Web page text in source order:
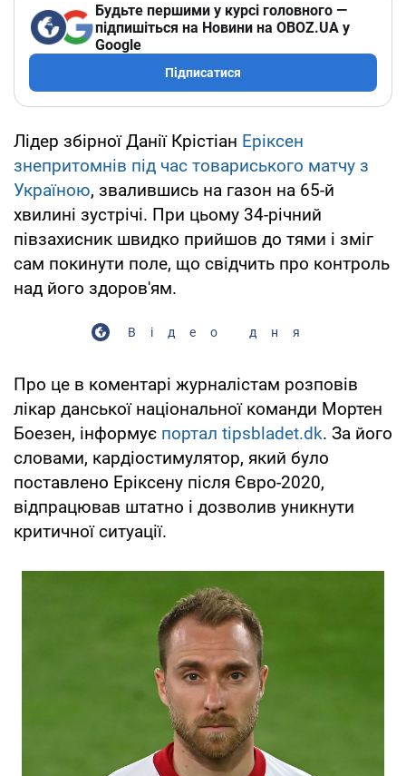
Будьте першими у курсі головного —
підпишіться на Новини на OBOZ.UA у
Google
Підписатися
Лідер збірної Данії Крістіан Еріксен
знепритомнів під час товариського матчу з
Україною, звалившись на газон на 65-й
хвилині зустрічі. При цьому 34-річний
півзахисник швидко прийшов до тями і зміг
сам покинути поле, що свідчить про контроль
над його здоров'ям.
Відео дня
Про це в коментарі журналістам розповів
лікар данської національної команди Мортен
Боезен, інформує портал tipsbladet.dk. За його
словами, кардіостимулятор, який було
поставлено Еріксену після Євро-2020,
відпрацював штатно і дозволив уникнути
критичної ситуації.